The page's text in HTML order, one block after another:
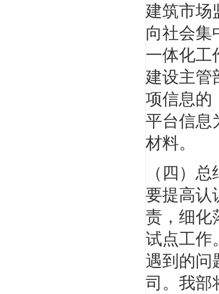
建筑市场
向社会集
一体化工
建设主管
项信息的
平台信息
材料。
（四）
要提高认
责，细化
试点工作
遇到的问
司。我部